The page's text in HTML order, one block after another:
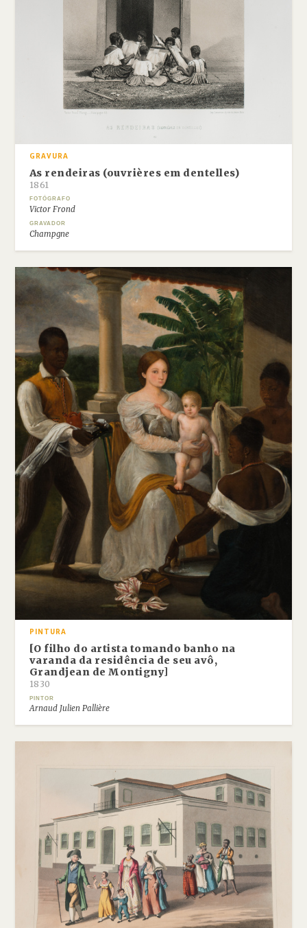
GRAVURA
As rendeiras (ouvrières em dentelles)
1861
FOTÓGRAFO
Victor Frond
GRAVADOR
Champgne
PINTURA
[O filho do artista tomando banho na
varanda da residência de seu avô,
Grandjean de Montigny]
1830
PINTOR
Arnaud Julien Pallière